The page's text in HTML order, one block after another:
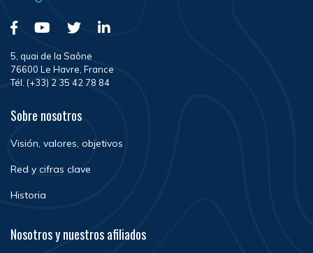
5, quai de la Saône
76600 Le Havre, France
Tél. (+33) 2 35 42 78 84
Sobre nosotros
Visión, valores, objetivos
Red y cifras clave
Historia
Nosotros y nuestros afiliados